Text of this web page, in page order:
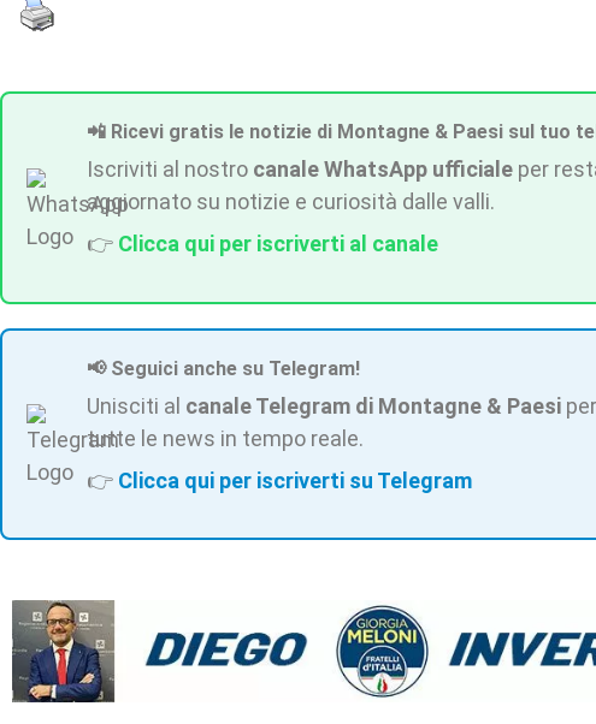
📲 Ricevi gratis le notizie di Montagne & Paesi sul tuo
Iscriviti al nostro canale WhatsApp ufficiale per
aggiornato su notizie e curiosità dalle valli.
👉 Clicca qui per iscriverti al canale
📢 Seguici anche su Telegram!
Unisciti al canale Telegram di Montagne & Paesi
tutte le news in tempo reale.
👉 Clicca qui per iscriverti su Telegram